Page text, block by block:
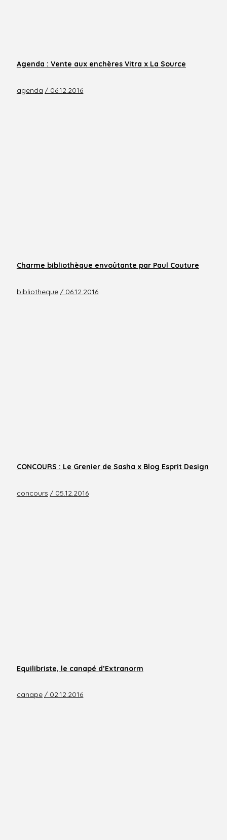
Agenda : Vente aux enchères Vitra x La Source
agenda / 06.12.2016
Charme bibliothèque envoûtante par Paul Couture
bibliotheque / 06.12.2016
CONCOURS : Le Grenier de Sasha x Blog Esprit Design
concours / 05.12.2016
Equilibriste, le canapé d’Extranorm
canape / 02.12.2016